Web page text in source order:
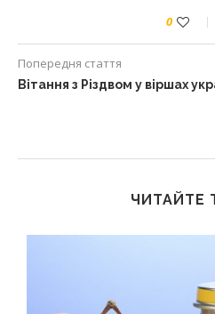
0
Попередня стаття
Вітання з Різдвом у віршах
ЧИТАЙТЕ